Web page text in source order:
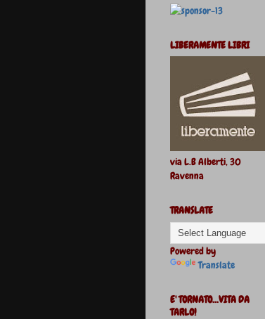
LIBERAMENTE LIBRI
via L.B Alberti, 30
Ravenna
TRANSLATE
Powered by
Translate
E' TORNATO...VITA DA
TARLO!